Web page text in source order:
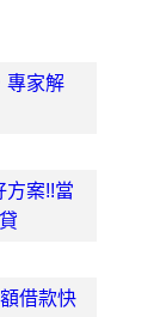
專家解
方案!!當
借款快